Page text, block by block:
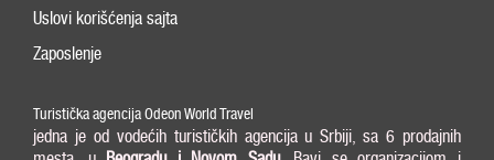
Uslovi korišćenja sajta
Zaposlenje
Turistička agencija Odeon World Travel
jedna je od vodećih turističkih agencija u Srbiji, sa 6 prodajnih